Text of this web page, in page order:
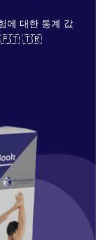
에 대한 통계 값
🇹🇷